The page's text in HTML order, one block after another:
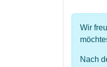
Wir
Nach